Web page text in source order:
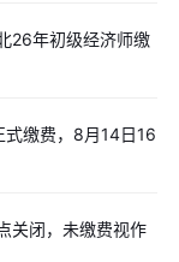
/ 居住地选对应考
核
26年初级经济师缴
缴费，8月14日16
关闭，未缴费视作